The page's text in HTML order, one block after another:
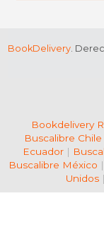
BookDelivery.
Bookdelivery
Buscalibre Chile
Ecuador|
Buscalibre México |
Unidos|